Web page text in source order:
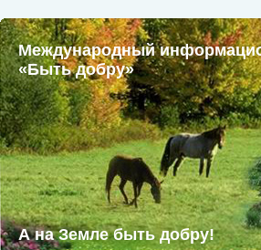
Международный
«Быть добру»
А на Земле быть добру!